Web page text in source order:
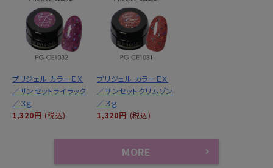
プリジェル カラーＥＸ
／サンセットライラック
／３ｇ
1,320円 (税込)
プリジェル カラーＥＸ
／サンセットクリムゾン
／３ｇ
1,320円 (税込)
MORE